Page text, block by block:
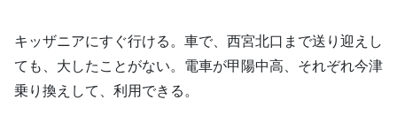
キッザニアにすぐ行ける。車で、西宮北口まで送り迎えし
ても、大したことがない。電車が甲陽中高、それぞれ今津
乗り換えして、利用できる。